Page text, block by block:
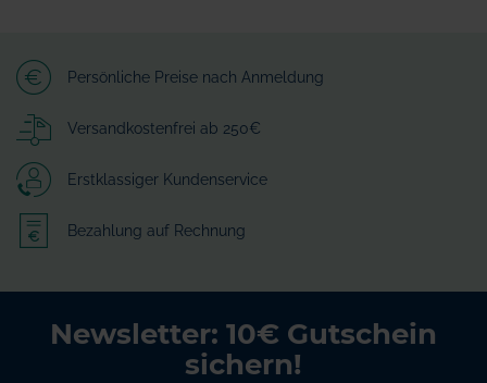
Persönliche Preise nach Anmeldung
Versandkostenfrei ab 250€
Erstklassiger Kundenservice
Bezahlung auf Rechnung
Newsletter: 10€ Gutschein
sichern!